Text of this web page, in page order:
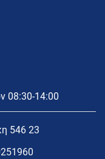
08:30-14:00
546 23